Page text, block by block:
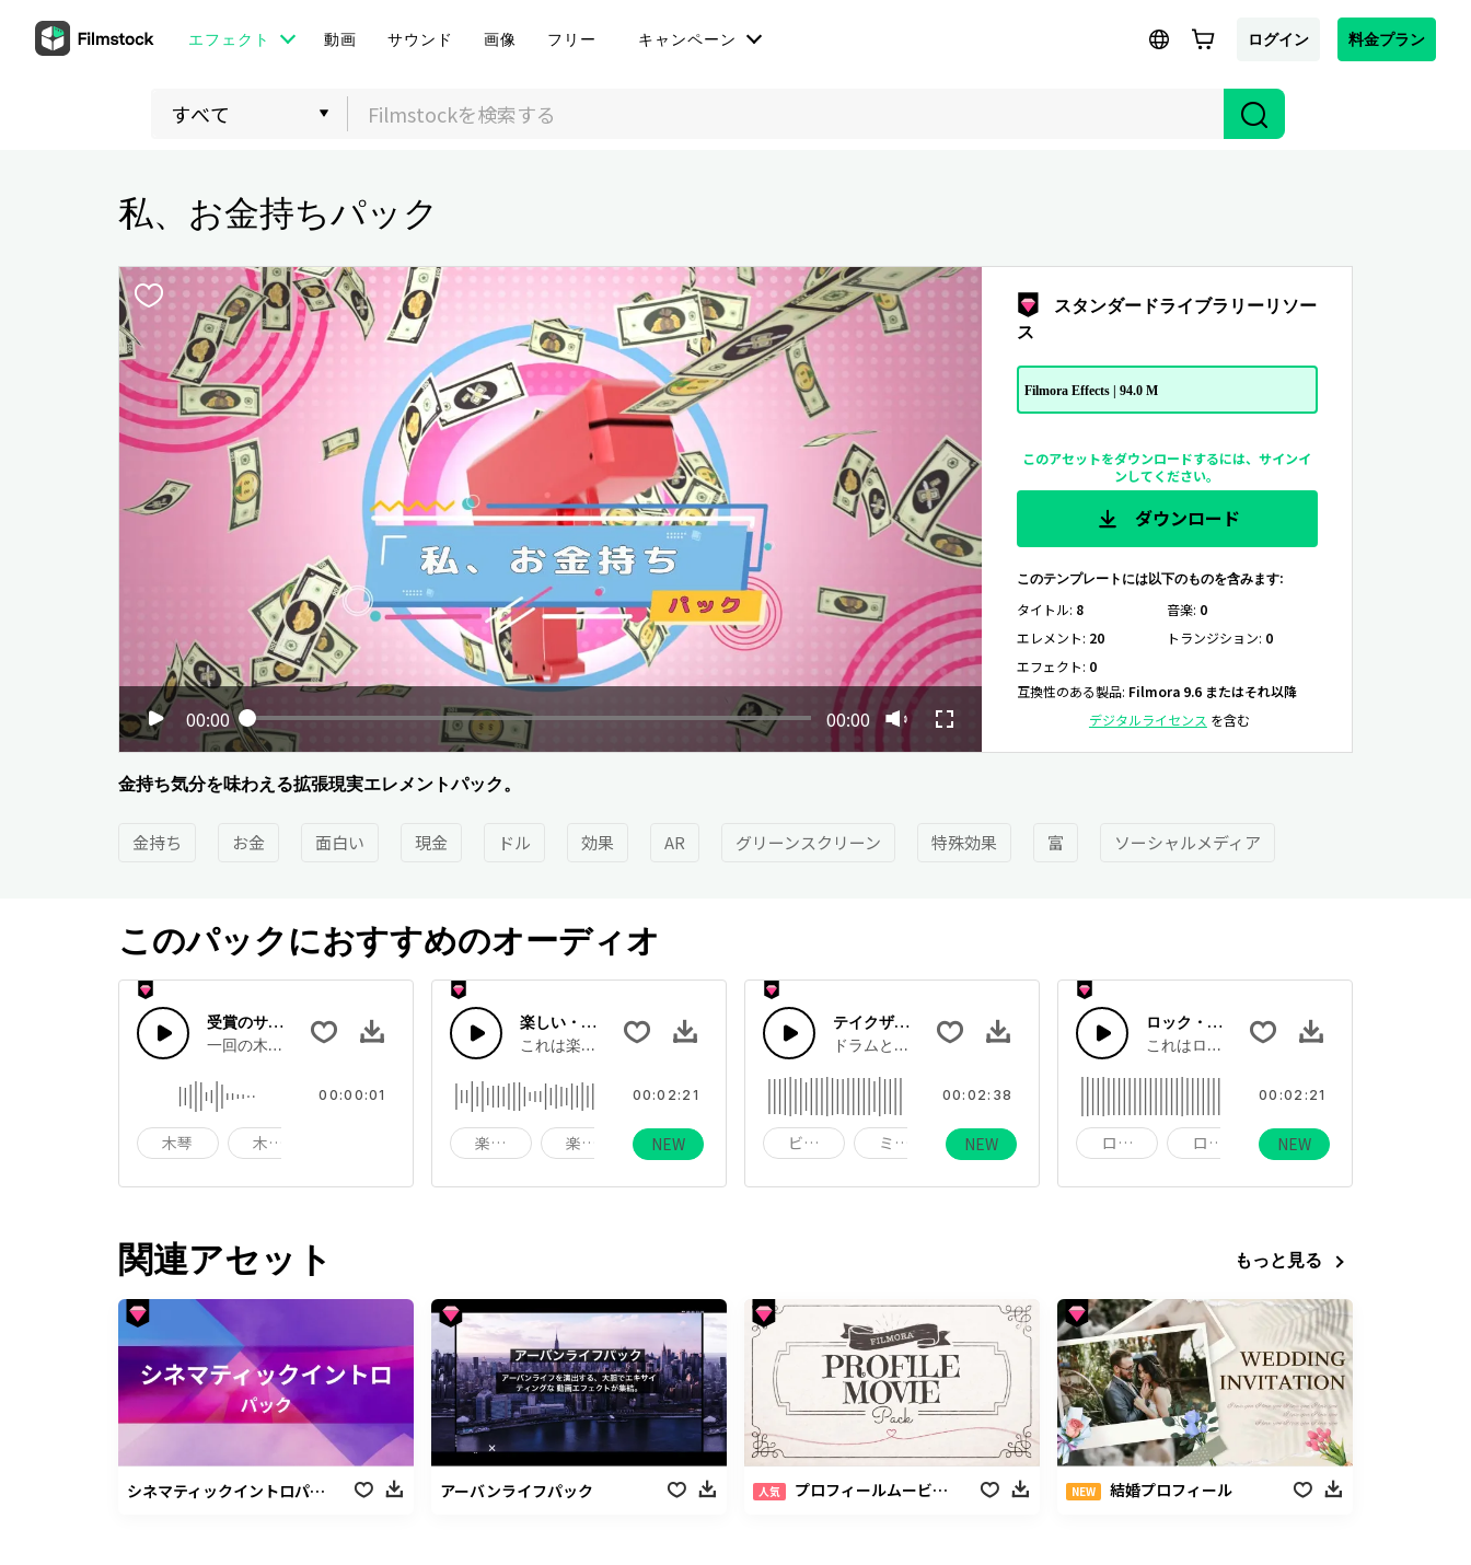
エフェクト 動画 サウンド 画像 フリー キャンペーン ログイン 料金プラン
私、お金持ちパック
00:00 00:00
スタンダードライブラリーリソー
ス
Filmora Effects | 94.0 M
このアセットをダウンロードするには、サインイ
ンしてください。
ダウンロード
このテンプレートには以下のものを含みます:
タイトル: 8 音楽: 0
エレメント: 20 トランジション: 0
エフェクト: 0
互換性のある製品: Filmora 9.6 またはそれ以降
デジタルライセンス を含む
金持ち気分を味わえる拡張現実エレメントパック。
金持ち お金 面白い 現金 ドル 効果 AR グリーンスクリーン 特殊効果 富 ソーシャルメディア
このパックにおすすめのオーディオ
受賞のサウンド28
一回の木琴トーン
木琴 木琴ワンショット
00:00:01
楽しい・楽観的・ロマンチック
これは楽しい・楽観的・ロマンチックについての曲です。
楽しい 楽観的 ロマンチック
00:02:21
NEW
テイクザリープ
ドラムとシンセサイザーの明るく躍動感満点なアップビートポップ
ビート ミュージック楽器
00:02:38
NEW
ロック・楽観的・元気
これはロック・楽観的・元気についての曲で
ロック ロック＆ ロール楽観的
00:02:21
NEW
関連アセット もっと見る
シネマティックイントロパック アーバンライフパック 人気 プロフィールムービーパック NEW 結婚プロフィール